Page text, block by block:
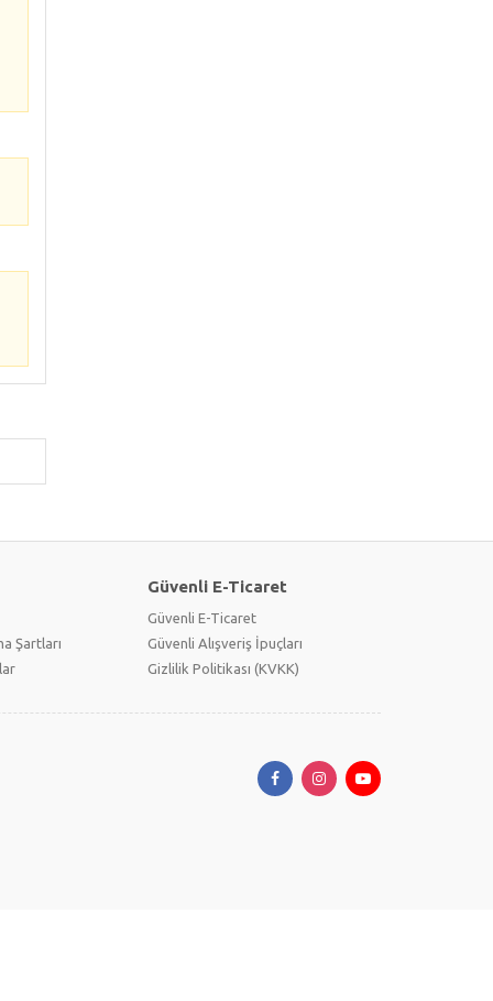
Şartları
Güvenli E-Ticaret
Güvenli E-Ticaret
Güvenli Alışveriş İpuçları
Gizlilik Politikası (KVKK)